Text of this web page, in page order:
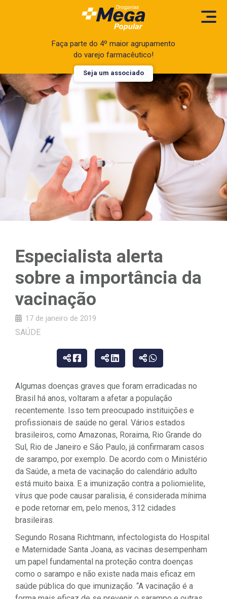
Faça parte do 4º maior agrupamento
do varejo farmacêutico!
Seja um associado
Especialista alerta
sobre a importância da
vacinação
17 de janeiro de 2019
SAÚDE
Algumas doenças graves que foram erradicadas no
Brasil há anos, voltaram a afetar a população
recentemente. Isso tem preocupado instituições e
profissionais de saúde no geral. Vários estados
brasileiros, como Amazonas, Roraima, Rio Grande do
Sul, Rio de Janeiro e São Paulo, já confirmaram casos
de sarampo, por exemplo. De acordo com o Ministério
da Saúde, a meta de vacinação do calendário adulto
está muito baixa. E a imunização contra a poliomielite,
vírus que pode causar paralisia, é considerada mínima
e pode retornar em, pelo menos, 312 cidades
brasileiras.
Segundo Rosana Richtmann, infectologista do Hospital
e Maternidade Santa Joana, as vacinas desempenham
um papel fundamental na proteção contra doenças
como o sarampo e não existe nada mais eficaz em
saúde pública do que imunização. “A vacinação é a